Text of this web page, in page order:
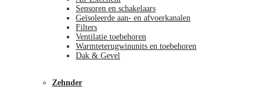
Sensoren en schakelaars
Geïsoleerde aan- en afvoerkanalen
Filters
Ventilatie toebehoren
Warmteterugwinunits en toebehoren
Dak & Gevel
Zehnder